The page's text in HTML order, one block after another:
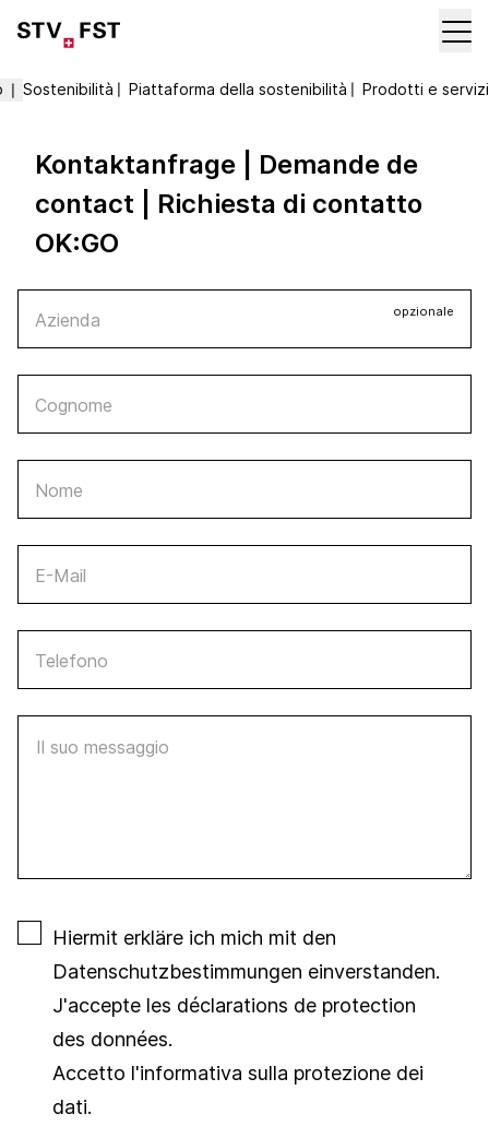
〡 Sostenibilità〡 Piattaforma della sostenibilità〡 Prodotti e servizi
Kontaktanfrage | Demande de
contact | Richiesta di contatto
OK:GO
Azienda opzionale
Cognome
Nome
E-Mail
Telefono
Hiermit erkläre ich mich mit den
Datenschutzbestimmungen einverstanden.
J'accepte les déclarations de protection
des données.
Accetto l'informativa sulla protezione dei
dati.